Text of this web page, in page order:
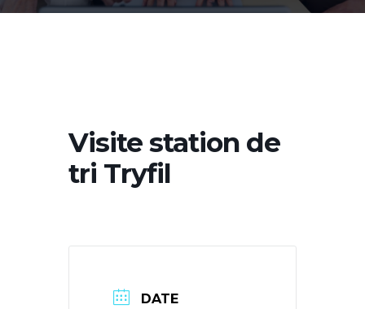
Visite station de
tri Tryfil
DATE